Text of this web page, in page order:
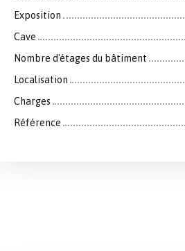
Exposition
Cave
Nombre d'étages du bâtiment
Localisation
Charges
Référence